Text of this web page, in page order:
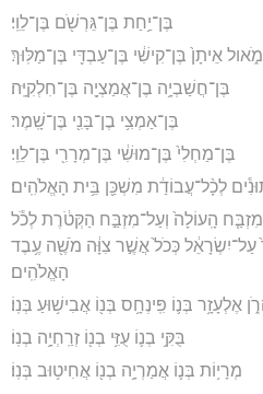
בֶּן־יַ֥חַת בֶּן־גֵּרְשֹׁ֖ם בֶּן־לֵוִֽי׃
אֵיתָן֙ בֶּן־קִישִׁ֔י בֶּן־עַבְדִּ֖י בֶּן־מַלּֽוּךְ׃
בֶּן־חֲשַׁבְיָ֥ה בֶן־אֲמַצְיָ֖ה בֶּן־חִלְקִיָּֽה׃
בֶּן־אַמְצִ֥י בֶן־בָּנִ֖י בֶּן־שָֽׁמֶר׃
בֶּן־מַחְלִי֙ בֶּן־מוּשִׁ֔י בֶּן־מְרָרִ֖י בֶּן־לֵוִֽי׃
לְכָ֨ל־עֲבוֹדַ֔ת מִשְׁכַּ֖ן בֵּ֥ית הָאֱלֹהִֽים׃
הָֽעוֹלָה֙ וְעַל־מִזְבַּ֣ח הַקְּטֹ֔רֶת לְכֹ֕ל
כְּכֹל֙ אֲשֶׁ֣ר צִוָּ֔ה מֹשֶׁ֖ה עֶ֥בֶד
הָאֱלֹהִֽים׃
אֶלְעָזָ֥ר בְּנ֛וֹ פִּֽינְחָ֥ס בְּנ֖וֹ אֲבִישׁ֥וּעַ בְּנֽוֹ׃
בֻּקִּ֥י בְנ֛וֹ עֻזִּ֥י בְנ֖וֹ זְרַֽחְיָ֥ה בְנֽוֹ׃
מְרָי֥וֹת בְּנ֛וֹ אֲמַרְיָ֥ה בְנ֖וֹ אֲחִיט֥וּב בְּנֽוֹ׃